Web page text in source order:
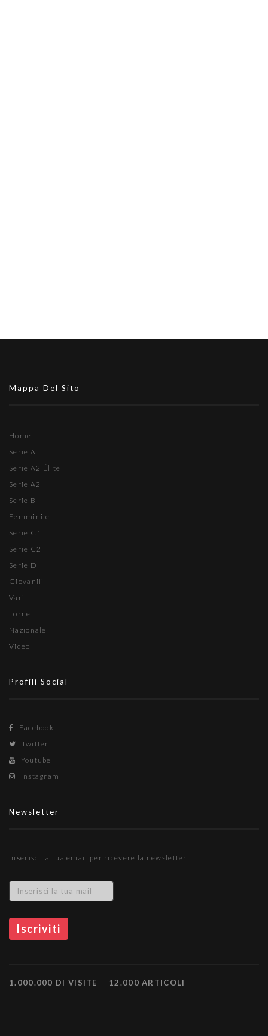
Mappa Del Sito
Home
Serie A
Serie A2 Élite
Serie A2
Serie B
Femminile
Serie C1
Serie C2
Serie D
Giovanili
Vari
Tornei
Nazionale
Video
Profili Social
Facebook
Twitter
Youtube
Instagram
Newsletter
Inserisci la tua email per ricevere la newsletter
1.000.000 DI VISITE 12.000 ARTICOLI